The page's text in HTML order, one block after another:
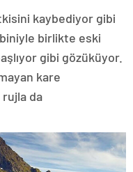
kaybediyor gibi
birlikte eski
gibi gözüküyor.
kare
da